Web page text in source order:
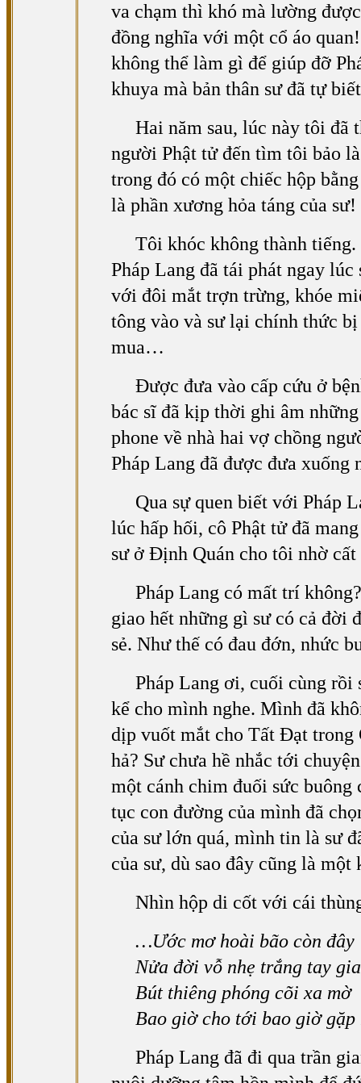
va chạm thì khó mà lường
đồng nghĩa với một cổ áo
không thể làm gì để giúp đỡ
khuya mà bản thân sư đã tự
Hai năm sau, lúc này tôi đã
người Phật tử đến tìm tôi bảo
trong đó có một chiếc hộp
là phần xương hỏa táng của sư!
Tôi khóc không thành
Pháp Lang đã tái phát ngay
với đôi mắt trợn trừng, khóe
tông vào và sư lại chính thức
mua…
Được đưa vào cấp cứu ở
bác sĩ đã kịp thời ghi âm
phone về nhà hai vợ chồng
Pháp Lang đã được đưa xuống
Qua sự quen biết với Pháp
lúc hấp hối, cô Phật tử đã
sư ở Định Quán cho tôi nhờ cất
Pháp Lang có mất trí
giao hết những gì sư có cả đời
sẻ. Như thế có đau đớn, nhức
Pháp Lang ơi, cuối cùng rồi
kể cho mình nghe. Mình đã
dịp vuốt mắt cho Tất Đạt trong
hả? Sư chưa hề nhắc tới
một cánh chim đuối sức
tục con đường của mình đã
của sư lớn quá, mình tin là sư
của sư, dù sao đây cũng là
Nhìn hộp di cốt với cái
…Ước mơ hoài bão còn đây
Nửa đời vỗ nhẹ trắng tay
Bút thiêng phóng cõi xa mờ
Bao giờ cho tới bao giờ
Pháp Lang đã đi qua trần